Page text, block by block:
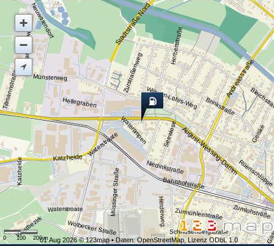
August-Wessing-Damm
Stadtstraße Nord
Andreasstraße
Katzheide
Herbertstraße
Am Hartsteinwerk
Hellegraben
Münsterweg
Waterstroate
Katzheide
Neuwarendorf
Wolbecker Straße
Zurstraßenweg
Wilhelm-Löhrs-Weg Brinkstraße
Geiske
Zurmühlenstraße
Bahnhofstraße
Niedinkstraße
Waterstroate
Herderweg
Watertimpen Seewiese
Müssinger Straße
Schnösenbergstraße
Zumlohstraße
Westbezirk
Tillmannstraße
0 100 200 m
01 Aug 2026 ©123map• Daten:OpenStreetMap Lizenz ODbL 1.0